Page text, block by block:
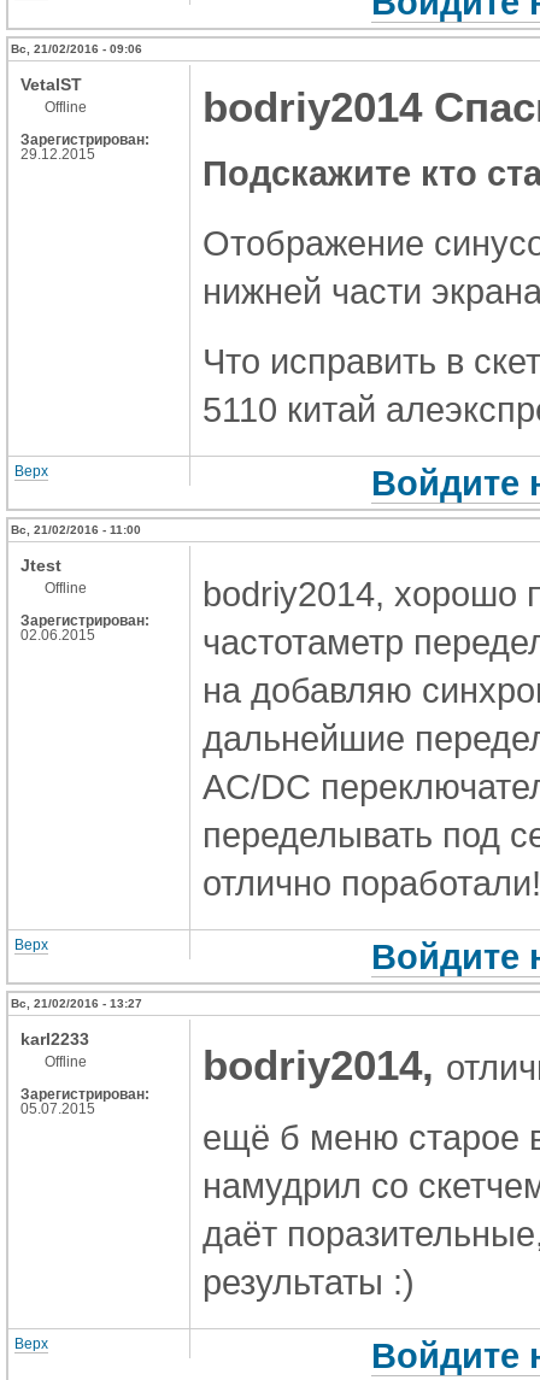
Вс, 21/02/2016 - 09:06
VetalST
Offline
Зарегистрирован:
29.12.2015
bodriy2014
Подскажите кто
Отображение
нижней части
Что исправить в
5110 китай
Верх Войдите
Вс, 21/02/2016 - 11:00
Jtest
Offline
Зарегистрирован:
02.06.2015
bodriy2014, хорошо
частотаметр
на добавляю
дальнейшие
AC/DC
переделывать под
отлично
Верх Войдите
Вс, 21/02/2016 - 13:27
karl2233
Offline
Зарегистрирован:
05.07.2015
bodriy2014,
ещё б меню старое
намудрил со
даёт
результаты :)
Верх Войдите